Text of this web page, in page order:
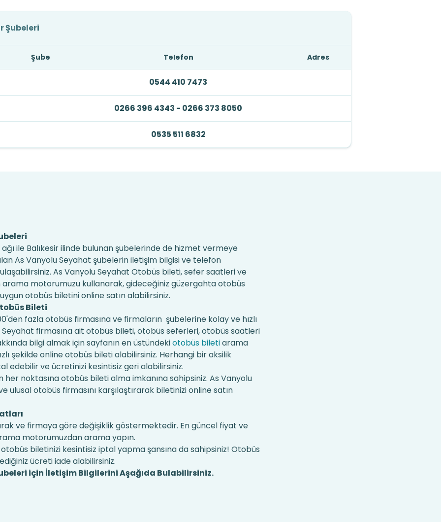
Şubeleri
Şube Telefon Adres
0544 410 7473
0266 396 4343 - 0266 373 8050
0535 511 6832
ile Balıkesir ilinde bulunan şubelerinde de hizmet vermeye
As Vanyolu Seyahat şubelerin iletişim bilgisi ve telefon
As Vanyolu Seyahat Otobüs bileti, sefer saatleri ve
arama motorumuzu kullanarak, gideceğiniz güzergahta otobüs
otobüs biletini online satın alabilirsiniz.
Bileti
fazla otobüs firmasına ve firmaların şubelerine kolay ve hızlı
firmasına ait otobüs bileti, otobüs seferleri, otobüs saatleri
bilgi almak için sayfanın en üstündekiotobüs biletiarama
şekilde online otobüs bileti alabilirsiniz. Herhangi bir aksilik
edebilir ve ücretinizi kesintisiz geri alabilirsiniz.
her noktasına otobüs bileti alma imkanına sahipsiniz. As Vanyolu
ulusal otobüs firmasını karşılaştırarak biletinizi online satın
ve firmaya göre değişiklik göstermektedir. En güncel fiyat ve
motorumuzdan arama yapın.
biletinizi kesintisiz iptal yapma şansına da sahipsiniz! Otobüs
ücreti iade alabilirsiniz.
için İletişim Bilgilerini Aşağıda Bulabilirsiniz.